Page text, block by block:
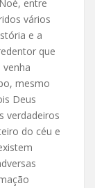
entre
vários
e a
que
mesmo
Deus
verdadeiros
do céu e